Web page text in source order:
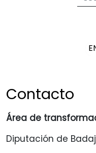
Contacto
Área de
Diputación de